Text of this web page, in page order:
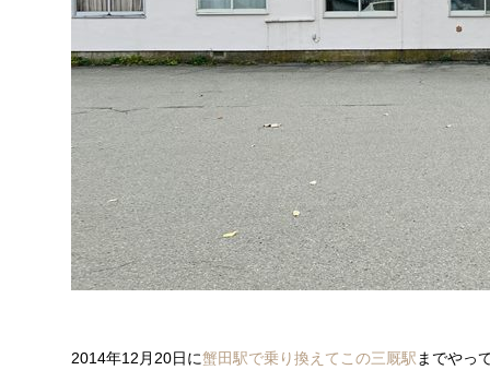
2014年12月20日に蟹田駅で乗り換えてこの三厩駅 までやっ